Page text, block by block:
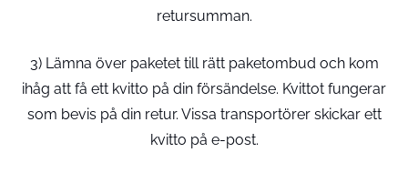
retursumman.
3) Lämna över paketet till rätt paketombud och kom
ihåg att få ett kvitto på din försändelse. Kvittot fungerar
som bevis på din retur. Vissa transportörer skickar ett
kvitto på e-post.